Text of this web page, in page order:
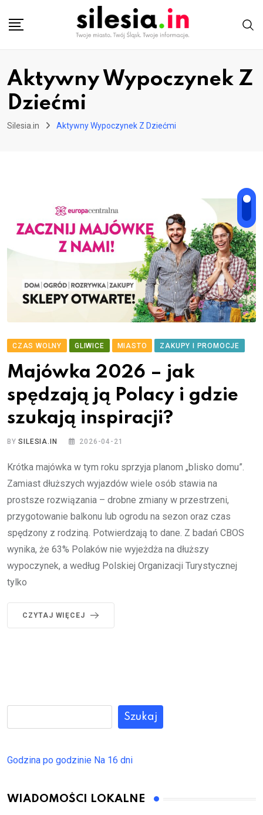
Aktywny Wypoczynek Z
Dziećmi
Silesia.in Aktywny Wypoczynek Z Dziećmi
CZAS WOLNY GLIWICE MIASTO ZAKUPY I PROMOCJE
Majówka 2026 – jak
spędzają ją Polacy i gdzie
szukają inspiracji?
BYSILESIA.IN 2026-04-21
Krótka majówka w tym roku sprzyja planom „blisko domu”.
Zamiast dłuższych wyjazdów wiele osób stawia na
prostsze rozwiązania – drobne zmiany w przestrzeni,
przygotowanie balkonu lub ogrodu na sezon oraz czas
spędzony z rodziną. Potwierdzają to dane. Z badań CBOS
wynika, że 63% Polaków nie wyjeżdża na dłuższy
wypoczynek, a według Polskiej Organizacji Turystycznej
tylko
CZYTAJ WIĘCEJ
Szukaj
Godzina po godzinie Na 16 dni
WIADOMOŚCI LOKALNE